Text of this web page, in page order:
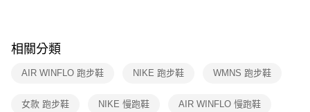
※ 交易是否成功請以「AFTEE先享後付 」之結帳頁面顯示為準，若有關於
是否繳費成功／繳費後需取消欲退款等相關疑問，請聯繫「AFTEE先享後付
客戶支援中心」 https://netprotections.freshdesk.com/support/home
１．透過由恩沛科技股份有限公司提供之「AFTEE先享後付」服務完成之交
相關分類
AIR WINFLO 跑步鞋 NIKE 跑步鞋 WMNS 跑步鞋
女款 跑步鞋 NIKE 慢跑鞋 AIR WINFLO 慢跑鞋